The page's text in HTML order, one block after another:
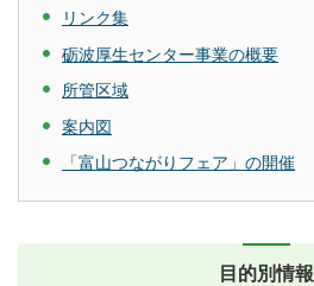
リンク集
砺波厚生センター事業の概要
所管区域
案内図
「富山つながりフェア」の開催
目的別情報